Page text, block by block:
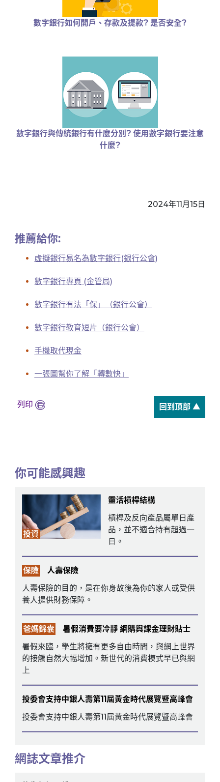
數字銀行如何開戶、存款及提款? 是否安全?
數字銀行與傳統銀行有什麼分別? 使用數字銀行要注意
什麼?
2024年11月15日
推薦給你:
虛擬銀行易名為數字銀行(銀行公會)
數字銀行專頁 (金管局)
數字銀行有法「保」（銀行公會）
數字銀行教育短片（銀行公會）
手機取代現金
一張圖幫你了解「轉數快」
列印 回到頂部 ▲
你可能感興趣
投資
靈活槓桿結構
槓桿及反向產品屬單日產
品，並不適合持有超過一
日。
保險
人壽保險
人壽保險的目的，是在你身故後為你的家人或受供
養人提供財務保障。
爸媽錦囊
暑假消費要冷靜 網購與課金理財貼士
暑假來臨，學生將擁有更多自由時間，與網上世界
的接觸自然大幅增加。新世代的消費模式早已與網
上
投委會支持中銀人壽第11屆黃金時代展覽暨高峰會
投委會支持中銀人壽第11屆黃金時代展覽暨高峰會
網誌文章推介